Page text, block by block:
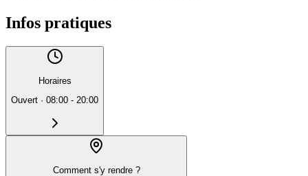
Infos pratiques
Horaires
Ouvert · 08:00 - 20:00
Comment s'y rendre ?